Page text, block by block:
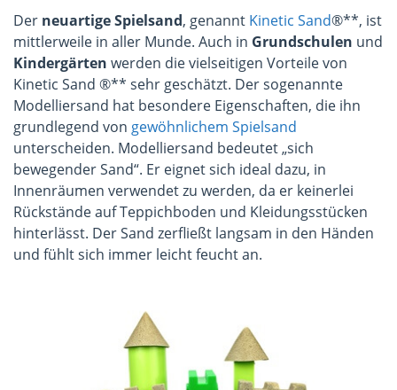
Der neuartige Spielsand, genannt Kinetic Sand®**, ist
mittlerweile in aller Munde. Auch in Grundschulen und
Kindergärten werden die vielseitigen Vorteile von
Kinetic Sand ®** sehr geschätzt. Der sogenannte
Modelliersand hat besondere Eigenschaften, die ihn
grundlegend von gewöhnlichem Spielsand
unterscheiden. Modelliersand bedeutet „sich
bewegender Sand“. Er eignet sich ideal dazu, in
Innenräumen verwendet zu werden, da er keinerlei
Rückstände auf Teppichboden und Kleidungsstücken
hinterlässt. Der Sand zerfließt langsam in den Händen
und fühlt sich immer leicht feucht an.